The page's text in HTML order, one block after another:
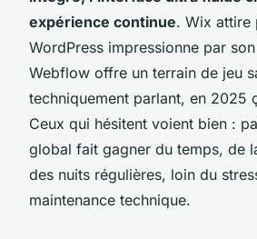
expérience continue. Wix attire
WordPress impressionne par
Webflow offre un terrain de jeu
techniquement parlant, en 2025
Ceux qui hésitent voient bien :
global fait gagner du temps, de
des nuits régulières, loin du
maintenance technique.